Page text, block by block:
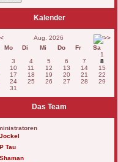
Kalender
Aug. 2026
Mo Di Mi Do Fr
Sa
1
3 4 5 6 7
8
10 11 12 13 14
15
17 18 19 20 21
22
24 25 26 27 28
29
31
Das Team
Jockel
P Tau
Shaman